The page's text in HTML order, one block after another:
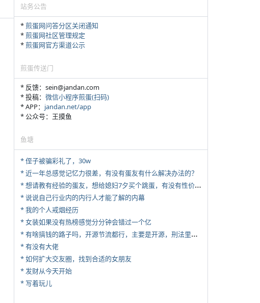
站务公告
*煎蛋网问答分区关闭通知
*煎蛋网社区管理规定
*煎蛋网官方渠道公示
煎蛋传送门
* 反馈：sein@jandan.com
* 投稿： 微信小程序煎蛋(扫码)
* APP： jandan.net/app
* 公众号：王摸鱼
鱼塘
* 侄子被骗彩礼了，30w
* 近一年总感觉记忆力很差，有没有蛋友有什么解决办法的？
*
想请教有经验的蛋友，想给媳妇7夕买个跳蛋，有没有性价比高的推荐
* 说说自己行业内的内行人才能了解的内幕
* 我的个人戒烟经历
* 女装如果没有热榜感觉分分钟会错过一个亿
*
有啥搞钱的路子吗，开源节流都行，主要是开源，刑法里的咱不做
* 有没有大佬
* 如何扩大交友圈，找到合适的女朋友
* 发财从今天开始
* 写着玩儿